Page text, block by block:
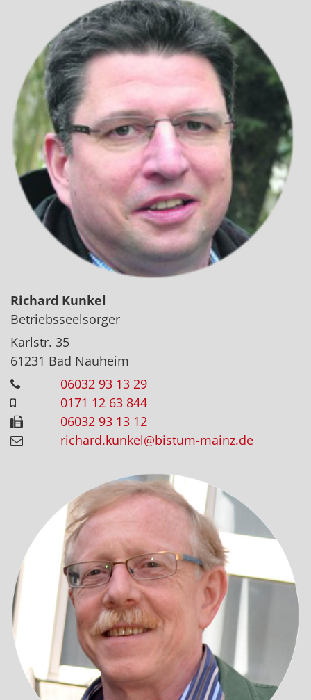
Richard Kunkel
Betriebsseelsorger
Karlstr. 35
61231 Bad Nauheim
06032 93 13 29
0171 12 63 844
06032 93 13 12
richard.kunkel@bistum-mainz.de